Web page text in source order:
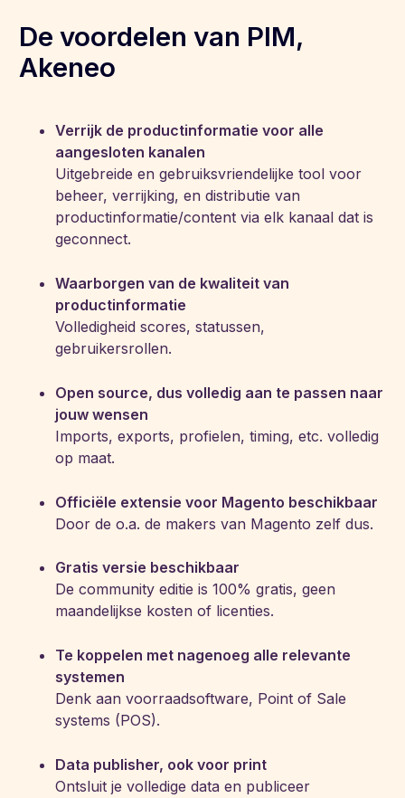
De voordelen van PIM,
Akeneo
Verrijk de productinformatie voor alle
aangesloten kanalen
Uitgebreide en gebruiksvriendelijke tool voor
beheer, verrijking, en distributie van
productinformatie/content via elk kanaal dat is
geconnect.
Waarborgen van de kwaliteit van
productinformatie
Volledigheid scores, statussen,
gebruikersrollen.
Open source, dus volledig aan te passen naar
jouw wensen
Imports, exports, profielen, timing, etc. volledig
op maat.
Officiële extensie voor Magento beschikbaar
Door de o.a. de makers van Magento zelf dus.
Gratis versie beschikbaar
De community editie is 100% gratis, geen
maandelijkse kosten of licenties.
Te koppelen met nagenoeg alle relevante
systemen
Denk aan voorraadsoftware, Point of Sale
systems (POS).
Data publisher, ook voor print
Ontsluit je volledige data en publiceer